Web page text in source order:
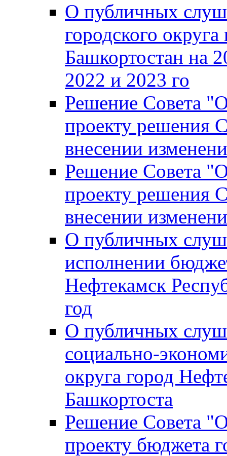
О публичных
городского
Башкортостан на
2022 и 2023 го
Решение Совета
проекту решения
внесении
Решение Совета
проекту решения
внесении
О публичных
исполнении
Нефтекамск
год
О публичных
социально-
округа город
Башкортоста
Решение Совета
проекту бюджета